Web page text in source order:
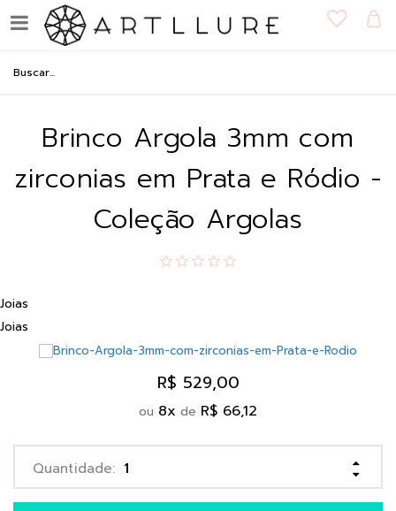
Brinco Argola 3mm com
zirconias em Prata e Ródio -
Coleção Argolas
Joias
Joias
R$ 529,00
ou 8x de R$ 66,12